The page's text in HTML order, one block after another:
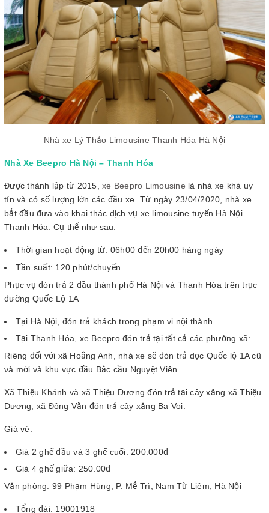
Nhà xe Lý Thảo Limousine Thanh Hóa Hà Nội
Nhà Xe Beepro Hà Nội – Thanh Hóa
Được thành lập từ 2015, xe Beepro Limousine là nhà xe khá uy
tín và có số lượng lớn các đầu xe. Từ ngày 23/04/2020, nhà xe
bắt đầu đưa vào khai thác dịch vụ xe limousine tuyến Hà Nội –
Thanh Hóa. Cụ thể như sau:
Thời gian hoạt động từ: 06h00 đến 20h00 hàng ngày
Tần suất: 120 phút/chuyến
Phục vụ đón trả 2 đầu thành phố Hà Nội và Thanh Hóa trên trục
đường Quốc Lộ 1A
Tại Hà Nội, đón trả khách trong phạm vi nội thành
Tại Thanh Hóa, xe Beepro đón trả tại tất cả các phường xã:
Riêng đối với xã Hoằng Anh, nhà xe sẽ đón trả dọc Quốc lộ 1A cũ
và mới và khu vực đầu Bắc cầu Nguyệt Viên
Xã Thiệu Khánh và xã Thiệu Dương đón trả tại cây xăng xã Thiệu
Dương; xã Đông Văn đón trả cây xăng Ba Voi.
Giá vé:
Giá 2 ghế đầu và 3 ghế cuối: 200.000đ
Giá 4 ghế giữa: 250.00đ
Văn phòng: 99 Phạm Hùng, P. Mễ Trì, Nam Từ Liêm, Hà Nội
Tổng đài: 19001918